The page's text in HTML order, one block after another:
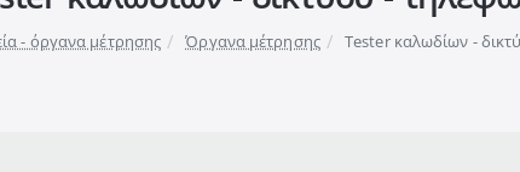
- όργανα μέτρησης Όργανα μέτρησης Tester καλωδίων -